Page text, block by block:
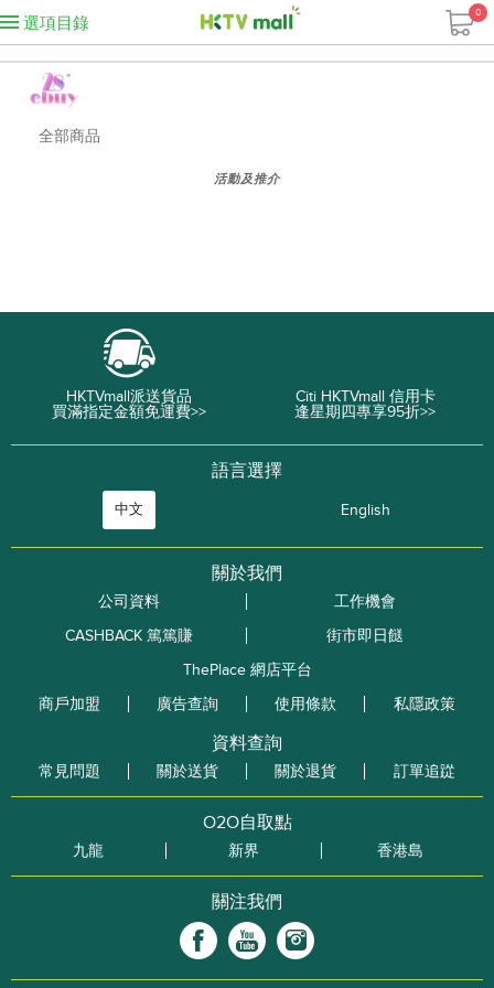
選項目錄
0
全部商品
活動及推介
HKTVmall派送貨品
買滿指定金額免運費>>
Citi HKTVmall 信用卡
逢星期四專享95折>>
語言選擇
中文 English
關於我們
公司資料
工作機會
CASHBACK 篤篤賺
街市即日餸
ThePlace 網店平台
商戶加盟
廣告查詢 使用條款 私隱政策
資料查詢
常見問題 關於送貨 關於退貨 訂單追踨
O2O自取點
九龍 新界 香港島
關注我們